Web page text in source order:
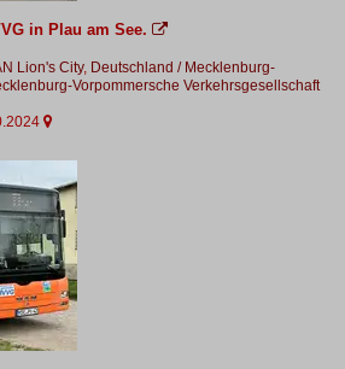
in Plau am See. 
Lion's City, Deutschland / Mecklenburg-
Vorpommersche Verkehrsgesellschaft
